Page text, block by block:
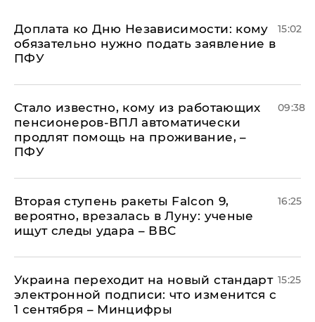
Доплата ко Дню Независимости: кому
обязательно нужно подать заявление в
ПФУ
15:02
Стало известно, кому из работающих
пенсионеров-ВПЛ автоматически
продлят помощь на проживание, –
ПФУ
09:38
Вторая ступень ракеты Falcon 9,
вероятно, врезалась в Луну: ученые
ищут следы удара – ВВС
16:25
Украина переходит на новый стандарт
электронной подписи: что изменится с
1 сентября – Минцифры
15:25